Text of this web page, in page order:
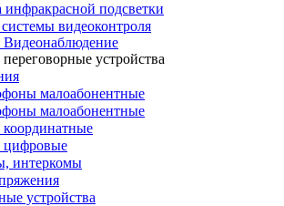
инфракрасной подсветки
видеоконтроля
Видеонаблюдение
устройства
малоабонентные
малоабонентные
интеркомы
устройства